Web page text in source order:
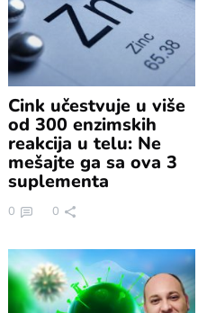
Cink učestvuje u više
od 300 enzimskih
reakcija u telu: Ne
mešajte ga sa ova 3
suplementa
0 0